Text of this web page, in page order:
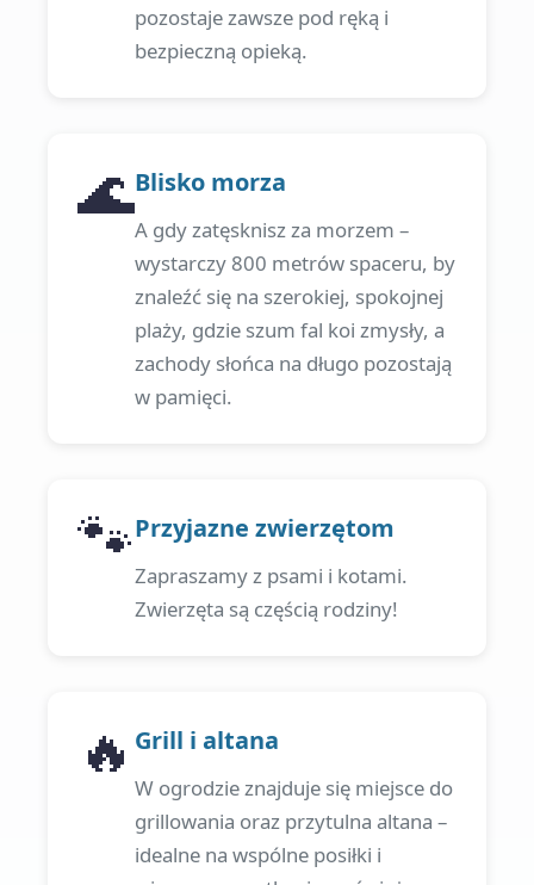
pozostaje zawsze pod ręką i
bezpieczną opieką.
🌊Blisko morza
A gdy zatęsknisz za morzem –
wystarczy 800 metrów spaceru, by
znaleźć się na szerokiej, spokojnej
plaży, gdzie szum fal koi zmysły, a
zachody słońca na długo pozostają
w pamięci.
🐾Przyjazne zwierzętom
Zapraszamy z psami i kotami.
Zwierzęta są częścią rodziny!
🔥 Grill i altana
W ogrodzie znajduje się miejsce do
grillowania oraz przytulna altana –
idealne na wspólne posiłki i